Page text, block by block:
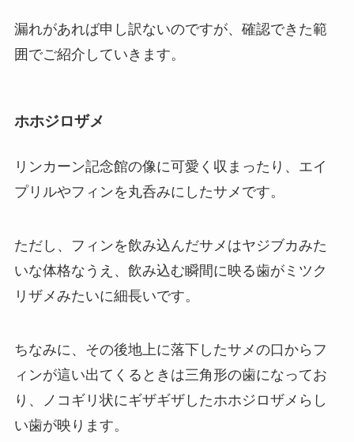
漏れがあれば申し訳ないのですが、確認できた範
囲でご紹介していきます。
ホホジロザメ
リンカーン記念館の像に可愛く収まったり、エイ
プリルやフィンを丸呑みにしたサメです。
ただし、フィンを飲み込んだサメはヤジブカみた
いな体格なうえ、飲み込む瞬間に映る歯がミツク
リザメみたいに細長いです。
ちなみに、その後地上に落下したサメの口からフ
ィンが這い出てくるときは三角形の歯になってお
り、ノコギリ状にギザギザしたホホジロザメらし
い歯が映ります。